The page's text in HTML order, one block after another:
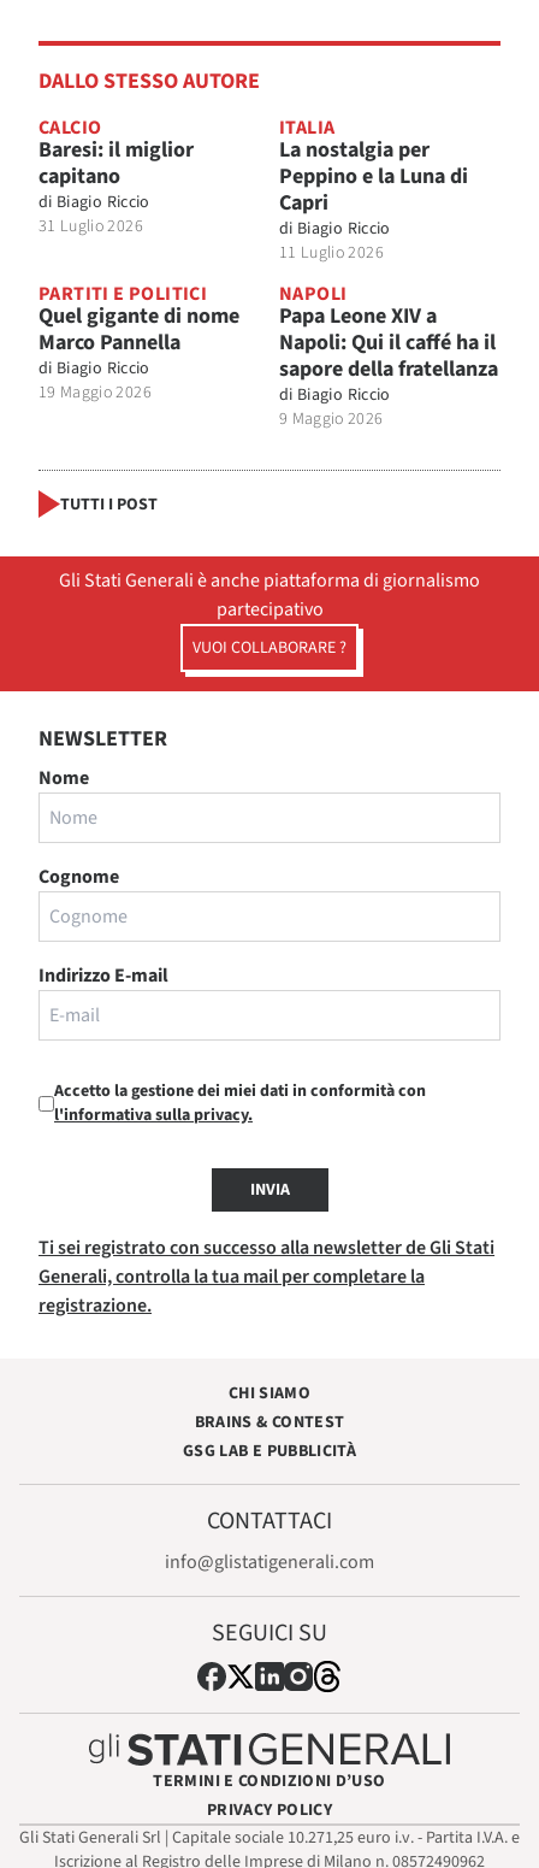
DALLO STESSO AUTORE
CALCIO
Baresi: il miglior
capitano
di Biagio Riccio
31 Luglio 2026
ITALIA
La nostalgia per
Peppino e la Luna di
Capri
di Biagio Riccio
11 Luglio 2026
PARTITI E POLITICI
Quel gigante di nome
Marco Pannella
di Biagio Riccio
19 Maggio 2026
NAPOLI
Papa Leone XIV a
Napoli: Qui il caffé ha il
sapore della fratellanza
di Biagio Riccio
9 Maggio 2026
TUTTI I POST
Gli Stati Generali è anche piattaforma di giornalismo
partecipativo
VUOI COLLABORARE ?
NEWSLETTER
Nome
Cognome
Indirizzo E-mail
Accetto la gestione dei miei dati in conformità con
l'informativa sulla privacy.
INVIA
Ti sei registrato con successo alla newsletter de Gli Stati
Generali, controlla la tua mail per completare la
registrazione.
CHI SIAMO
BRAINS & CONTEST
GSG LAB E PUBBLICITÀ
CONTATTACI
info@glistatigenerali.com
SEGUICI SU
TERMINI E CONDIZIONI D’USO
PRIVACY POLICY
Gli Stati Generali Srl | Capitale sociale 10.271,25 euro i.v. - Partita I.V.A. e
Iscrizione al Registro delle Imprese di Milano n. 08572490962